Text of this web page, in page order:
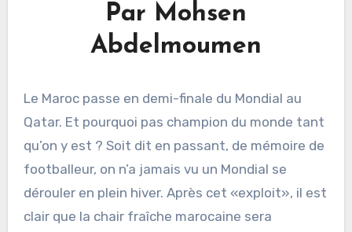
Par Mohsen
Abdelmoumen
Le Maroc passe en demi-finale du Mondial au
Qatar. Et pourquoi pas champion du monde tant
qu’on y est ? Soit dit en passant, de mémoire de
footballeur, on n’a jamais vu un Mondial se
dérouler en plein hiver. Après cet «exploit», il est
clair que la chair fraîche marocaine sera